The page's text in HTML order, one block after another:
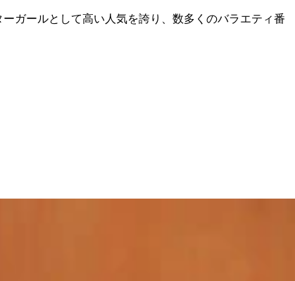
ガールとして高い人気を誇り、数多くのバラエティ番